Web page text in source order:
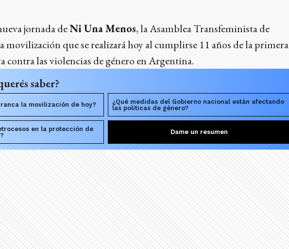
jornada deNi Una Menos, la Asamblea Transfeminista de
movilización que se realizará hoy al cumplirse 11 años de la primera
contra las violencias de género en Argentina.
saber?
la movilización de hoy?
¿Qué medidas del Gobierno nacional están afectando
las políticas de género?
en la protección de
Dame un resumen